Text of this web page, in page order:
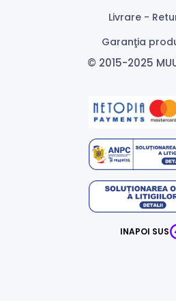
Livrare -
Garanţia
© 2015-2025
INAPOI SUS